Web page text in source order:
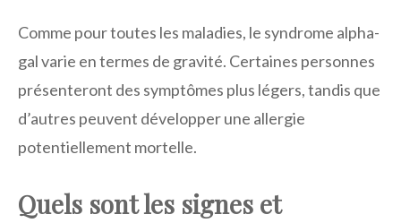
Comme pour toutes les maladies, le syndrome alpha-
gal varie en termes de gravité. Certaines personnes
présenteront des symptômes plus légers, tandis que
d’autres peuvent développer une allergie
potentiellement mortelle.
Quels sont les signes et